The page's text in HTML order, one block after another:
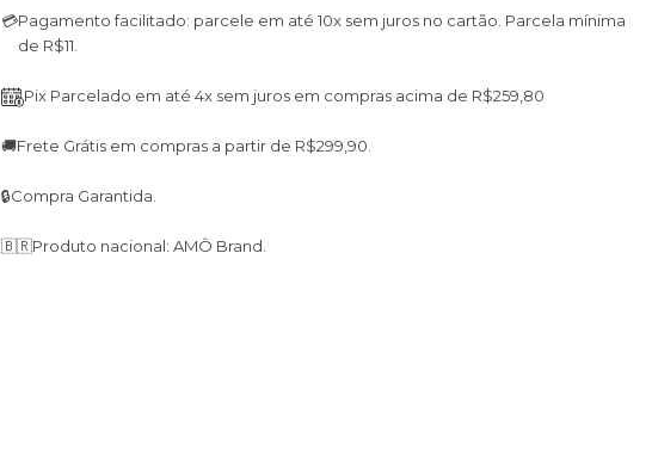
💳Pagamento facilitado: parcele em até 10x sem juros no cartão. Parcela mínima
de R$11.
Pix Parcelado em até 4x sem juros em compras acima de R$259,80
🚚Frete Grátis em compras a partir de R$299,90.
🔒Compra Garantida.
🇧🇷Produto nacional: AMÔ Brand.